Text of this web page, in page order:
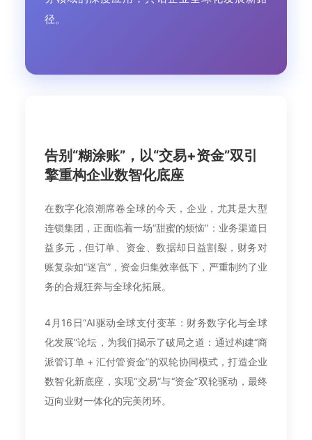
径。
告别“糊涂账”，以“交易+资金”双引
擎重构企业数智化底座
在数字化浪潮席卷全球的今天，企业，尤其是大型
连锁集团，正面临着一场“甜蜜的烦恼”：业务渠道日
益多元，但订单、资金、数据却日益割裂，财务对
账复杂如“迷宫”，资金归集效率低下，严重制约了业
务的合规狂奔与全球化拓展。
4月16日“AI驱动全球支付变革：财务数字化与全球
化发展”论坛，为我们揭示了破局之道：通过构建“商
派管订单 + 汇付管资金”的双轮协同模式，打造企业
数智化新底座，实现“交易”与“资金”双轮驱动，最终
迈向业财一体化的完美闭环。